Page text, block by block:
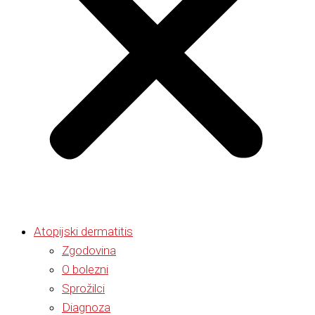
Atopijski dermatitis
Zgodovina
O bolezni
Sprožilci
Diagnoza